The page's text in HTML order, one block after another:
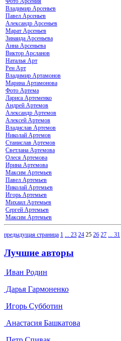
Владимир Арсеньев
Павел Арсеньев
Александр Арсеньев
Марат Арсеньев
Зинаида Арсеньева
Анна Арсеньева
Виктор Арсланов
Наталья Арт
Рен Арт
Владимир Артамонов
Марина Артамонова
Фото Артема
Лариса Артеменко
Андрей Артемов
Александр Артемов
Алексей Артемов
Владислав Артемов
Николай Артемов
Станислав Артемов
Светлана Артемова
Олеся Артемова
Ирина Артемова
Максим Артемьев
Павел Артемьев
Николай Артемьев
Игорь Артемьев
Михаил Артемьев
Сергей Артемьев
Максим Артемьев
предыдущая страница 1 23 24 25 26 27 31
Лучшие авторы
Иван Родин
Дарья Гармоненко
Игорь Субботин
Анастасия Башкатова